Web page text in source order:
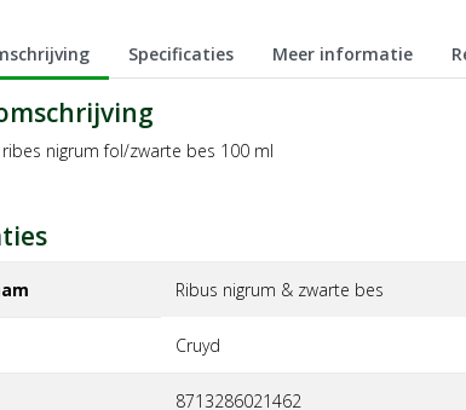
Specificaties Meer informatie
nigrum fol/zwarte bes 100 ml
Ribus nigrum & zwarte bes
cruyd
8713286021462